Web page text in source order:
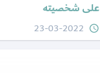
على شخصيته
query_builder
23-03-2022